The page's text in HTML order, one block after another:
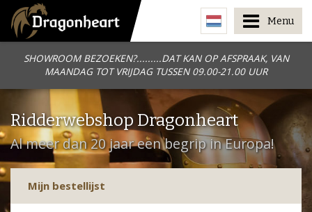
SHOWROOM BEZOEKEN?.........DAT KAN OP AFSPRAAK, VAN
MAANDAG TOT VRIJDAG TUSSEN 09.00-21.00 UUR
Menu
Ridderwebshop Dragonheart
Al meer dan 20 jaar een begrip in Europa!
Mijn bestellijst